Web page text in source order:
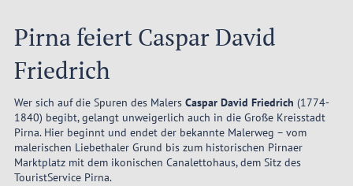
Pirna feiert Caspar David
Friedrich
Wer sich auf die Spuren des Malers Caspar David Friedrich (1774-
1840) begibt, gelangt unweigerlich auch in die Große Kreisstadt
Pirna. Hier beginnt und endet der bekannte Malerweg – vom
malerischen Liebethaler Grund bis zum historischen Pirnaer
Marktplatz mit dem ikonischen Canalettohaus, dem Sitz des
TouristService Pirna.